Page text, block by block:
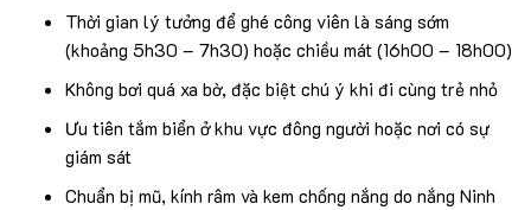
Thời gian lý tưởng để ghé công viên là sáng sớm
(khoảng 5h30 – 7h30) hoặc chiều mát (16h00 – 18h00)
Không bơi quá xa bờ, đặc biệt chú ý khi đi cùng trẻ nhỏ
Ưu tiên tắm biển ở khu vực đông người hoặc nơi có sự
giám sát
Chuẩn bị mũ, kính râm và kem chống nắng do nắng Ninh